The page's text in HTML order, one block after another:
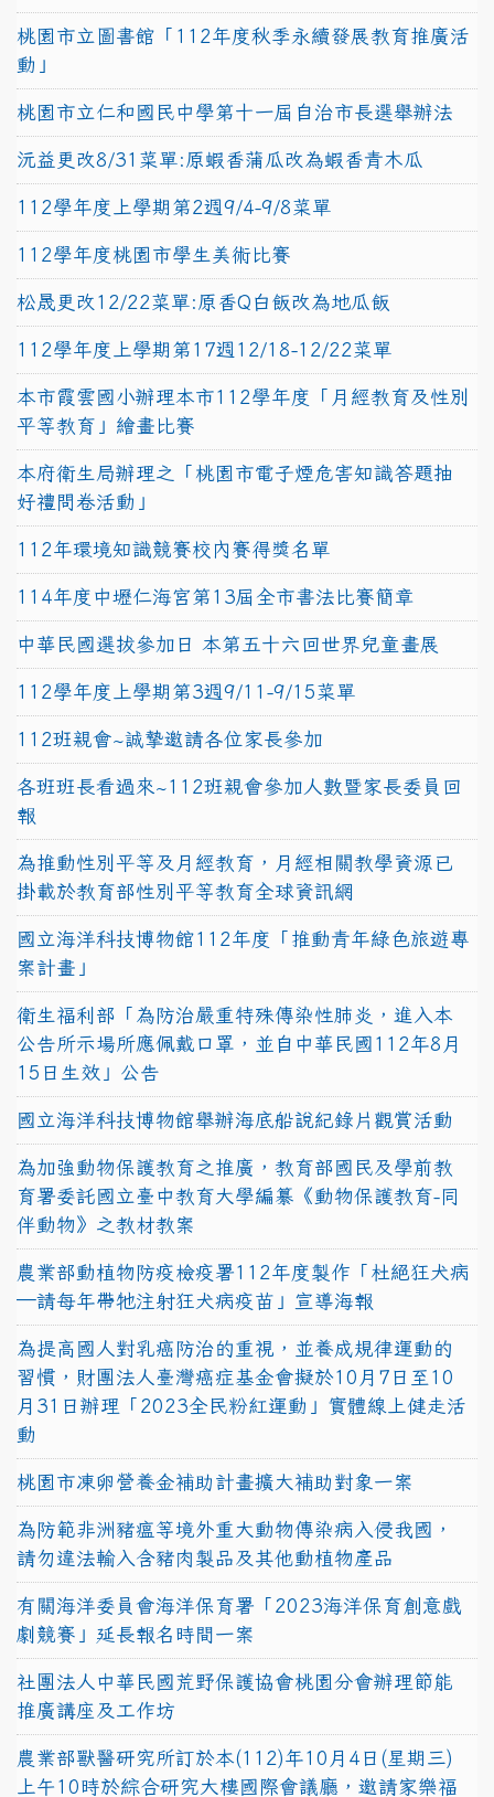
桃園市立圖書館「112年度秋季永續發展教育推廣活
動」
桃園市立仁和國民中學第十一屆自治市長選舉辦法
沅益更改8/31菜單:原蝦香蒲瓜改為蝦香青木瓜
112學年度上學期第2週9/4-9/8菜單
112學年度桃園市學生美術比賽
松晟更改12/22菜單:原香Q白飯改為地瓜飯
112學年度上學期第17週12/18-12/22菜單
本市霞雲國小辦理本市112學年度「月經教育及性別
平等教育」繪畫比賽
本府衛生局辦理之「桃園市電子煙危害知識答題抽
好禮問卷活動」
112年環境知識競賽校內賽得獎名單
114年度中壢仁海宮第13屆全市書法比賽簡章
中華民國選拔參加日 本第五十六回世界兒童畫展
112學年度上學期第3週9/11-9/15菜單
112班親會~誠摯邀請各位家長參加
各班班長看過來~112班親會參加人數暨家長委員回
報
為推動性別平等及月經教育，月經相關教學資源已
掛載於教育部性別平等教育全球資訊網
國立海洋科技博物館112年度「推動青年綠色旅遊專
案計畫」
衛生福利部「為防治嚴重特殊傳染性肺炎，進入本
公告所示場所應佩戴口罩，並自中華民國112年8月
15日生效」公告
國立海洋科技博物館舉辦海底船說紀錄片觀賞活動
為加強動物保護教育之推廣，教育部國民及學前教
育署委託國立臺中教育大學編纂《動物保護教育-同
伴動物》之教材教案
農業部動植物防疫檢疫署112年度製作「杜絕狂犬病
—請每年帶牠注射狂犬病疫苗」宣導海報
為提高國人對乳癌防治的重視，並養成規律運動的
習慣，財團法人臺灣癌症基金會擬於10月7日至10
月31日辦理「2023全民粉紅運動」實體線上健走活
動
桃園市凍卵營養金補助計畫擴大補助對象一案
為防範非洲豬瘟等境外重大動物傳染病入侵我國，
請勿違法輸入含豬肉製品及其他動植物產品
有關海洋委員會海洋保育署「2023海洋保育創意戲
劇競賽」延長報名時間一案
社團法人中華民國荒野保護協會桃園分會辦理節能
推廣講座及工作坊
農業部獸醫研究所訂於本(112)年10月4日(星期三)
上午10時於綜合研究大樓國際會議廳，邀請家樂福